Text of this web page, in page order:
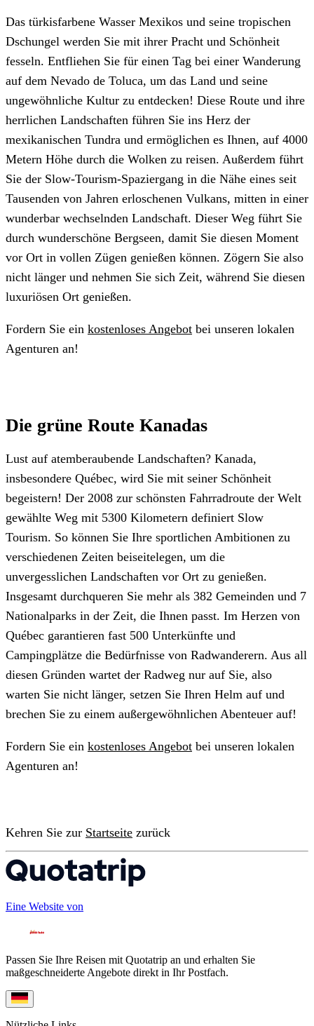
Das türkisfarbene Wasser Mexikos und seine tropischen
Dschungel werden Sie mit ihrer Pracht und Schönheit
fesseln. Entfliehen Sie für einen Tag bei einer Wanderung
auf dem Nevado de Toluca, um das Land und seine
ungewöhnliche Kultur zu entdecken! Diese Route und ihre
herrlichen Landschaften führen Sie ins Herz der
mexikanischen Tundra und ermöglichen es Ihnen, auf 4000
Metern Höhe durch die Wolken zu reisen. Außerdem führt
Sie der Slow-Tourism-Spaziergang in die Nähe eines seit
Tausenden von Jahren erloschenen Vulkans, mitten in einer
wunderbar wechselnden Landschaft. Dieser Weg führt Sie
durch wunderschöne Bergseen, damit Sie diesen Moment
vor Ort in vollen Zügen genießen können. Zögern Sie also
nicht länger und nehmen Sie sich Zeit, während Sie diesen
luxuriösen Ort genießen.
Fordern Sie ein kostenloses Angebot bei unseren lokalen
Agenturen an!
Die grüne Route Kanadas
Lust auf atemberaubende Landschaften? Kanada,
insbesondere Québec, wird Sie mit seiner Schönheit
begeistern! Der 2008 zur schönsten Fahrradroute der Welt
gewählte Weg mit 5300 Kilometern definiert Slow
Tourism. So können Sie Ihre sportlichen Ambitionen zu
verschiedenen Zeiten beiseitelegen, um die
unvergesslichen Landschaften vor Ort zu genießen.
Insgesamt durchqueren Sie mehr als 382 Gemeinden und 7
Nationalparks in der Zeit, die Ihnen passt. Im Herzen von
Québec garantieren fast 500 Unterkünfte und
Campingplätze die Bedürfnisse von Radwanderern. Aus all
diesen Gründen wartet der Radweg nur auf Sie, also
warten Sie nicht länger, setzen Sie Ihren Helm auf und
brechen Sie zu einem außergewöhnlichen Abenteuer auf!
Fordern Sie ein kostenloses Angebot bei unseren lokalen
Agenturen an!
Kehren Sie zur Startseite zurück
Eine Website von
Passen Sie Ihre Reisen mit Quotatrip an und erhalten Sie
maßgeschneiderte Angebote direkt in Ihr Postfach.